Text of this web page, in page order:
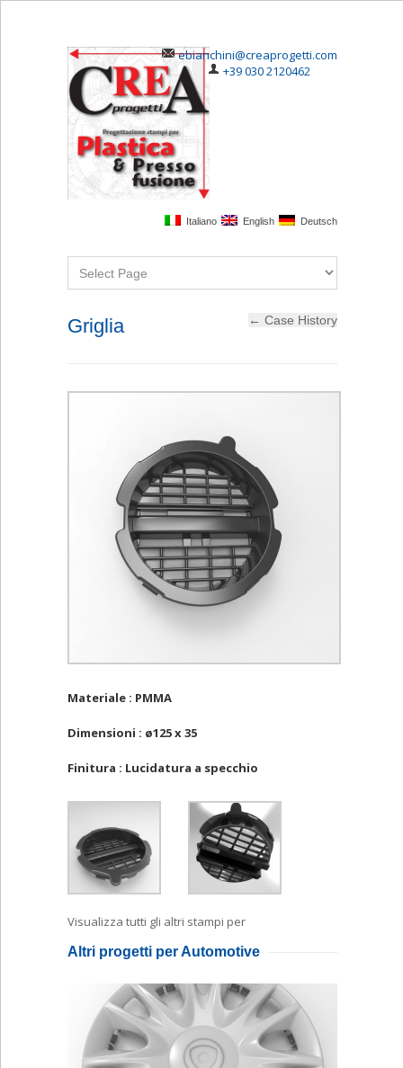
ebianchini@creaprogetti.com
+39 030 2120462
Italiano English Deutsch
Griglia
Materiale : PMMA
Dimensioni : ø125 x 35
Finitura : Lucidatura a specchio
Visualizza tutti gli altri stampi per
Altri progetti per Automotive